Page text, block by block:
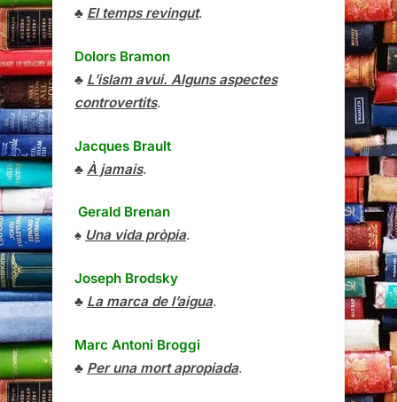
♣ El temps revingut.
Dolors Bramon
♣ L’islam avui. Alguns aspectes
controvertits.
Jacques Brault
♣ À jamais.
Gerald Brenan
♠ Una vida pròpia.
Joseph Brodsky
♣ La marca de l’aigua.
Marc Antoni Broggi
♣ Per una mort apropiada.